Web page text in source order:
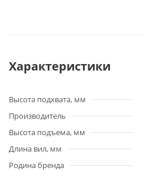
Характеристики
Высота подхвата, мм
Производитель
Высота подъема, мм
Длина вил, мм
Родина бренда